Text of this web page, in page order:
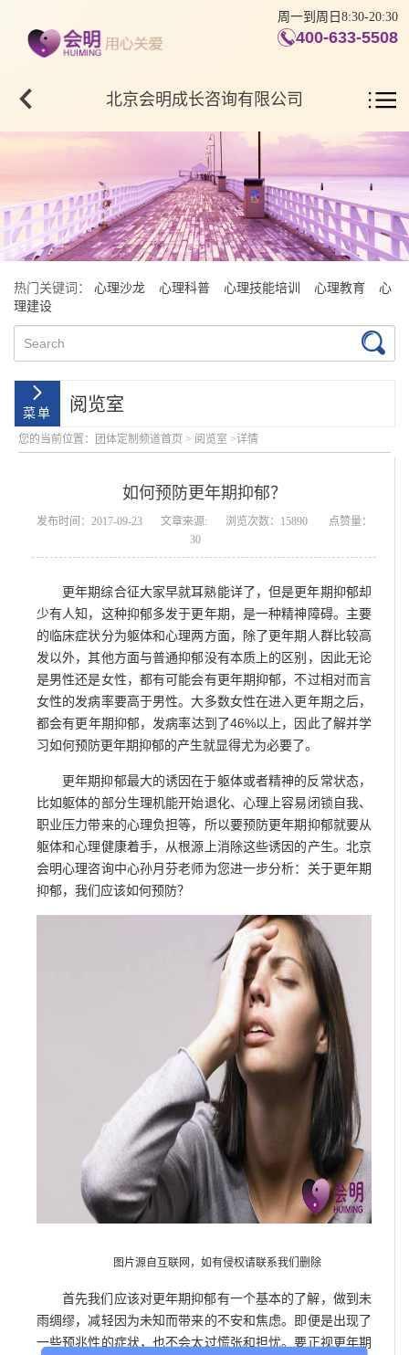
周一到周日8:30-20:30
400-633-5508
北京会明成长咨询有限公司
热门关键词： 心理沙龙 心理科普 心理技能培训 心理教育
心
理建设
阅览室
您的当前位置： 团体定制频道首页 > 阅览室 >详情
如何预防更年期抑郁？
发布时间：2017-09-23 文章来源: 浏览次数：15890
点赞量：
30
更年期综合征大家早就耳熟能详了，但是更年期抑郁却
少有人知，这种抑郁多发于更年期，是一种精神障碍。主要
的临床症状分为躯体和心理两方面，除了更年期人群比较高
发以外，其他方面与普通抑郁没有本质上的区别，因此无论
是男性还是女性，都有可能会有更年期抑郁，不过相对而言
女性的发病率要高于男性。大多数女性在进入更年期之后，
都会有更年期抑郁，发病率达到了46%以上，因此了解并学
习如何预防更年期抑郁的产生就显得尤为必要了。
更年期抑郁最大的诱因在于躯体或者精神的反常状态，
比如躯体的部分生理机能开始退化、心理上容易闭锁自我、
职业压力带来的心理负担等，所以要预防更年期抑郁就要从
躯体和心理健康着手，从根源上消除这些诱因的产生。北京
会明心理咨询中心孙月芬老师为您进一步分析：关于更年期
抑郁，我们应该如何预防？
图片源自互联网，如有侵权请联系我们删除
首先我们应该对更年期抑郁有一个基本的了解，做到未
雨绸缪，减轻因为未知而带来的不安和焦虑。即便是出现了
一些预兆性的症状，也不会太过慌张和担忧。要正视更年期
明优势